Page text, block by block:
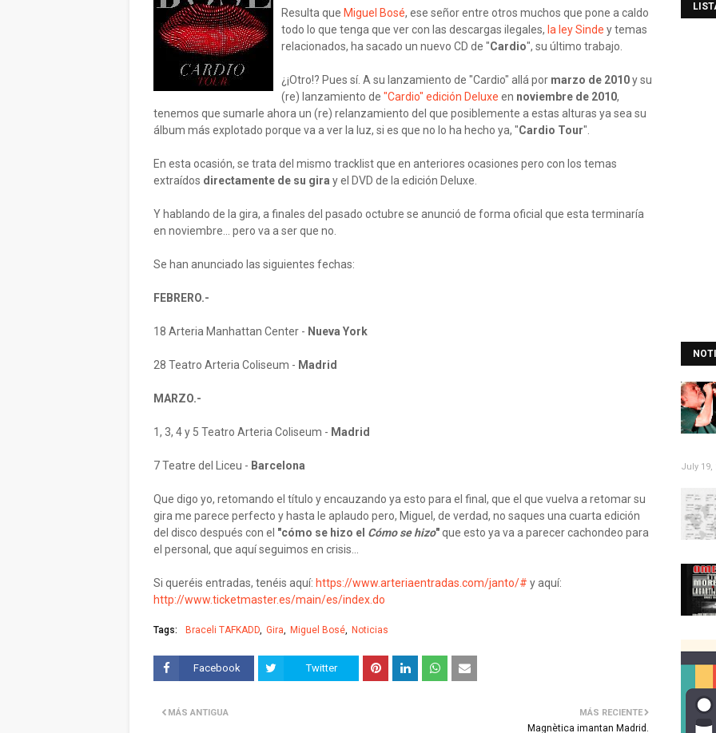
Resulta que Miguel Bosé, ese señor entre otros muchos que pone a caldo
todo lo que tenga que ver con las descargas ilegales, la ley Sinde y temas
relacionados, ha sacado un nuevo CD de "Cardio", su último trabajo.
¿¡Otro!? Pues sí. A su lanzamiento de "Cardio" allá por marzo de 2010y su
(re) lanzamiento de "Cardio" edición Deluxe en noviembre de 2010,
tenemos que sumarle ahora un (re) relanzamiento del que posiblemente a estas alturas ya sea su
álbum más explotado porque va a ver la luz, si es que no lo ha hecho ya, "Cardio Tour".
En esta ocasión, se trata del mismo tracklist que en anteriores ocasiones pero con los temas
extraídos directamente de su gira y el DVD de la edición Deluxe.
Y hablando de la gira, a finales del pasado octubre se anunció de forma oficial que esta terminaría
en noviembre... pero va a ser que no.
Se han anunciado las siguientes fechas:
FEBRERO.-
18 Arteria Manhattan Center - Nueva York
28 Teatro Arteria Coliseum - Madrid
MARZO.-
1, 3, 4 y 5 Teatro Arteria Coliseum - Madrid
7 Teatre del Liceu - Barcelona
Que digo yo, retomando el título y encauzando ya esto para el final, que el que vuelva a retomar su
gira me parece perfecto y hasta le aplaudo pero, Miguel, de verdad, no saques una cuarta edición
del disco después con el "cómo se hizo el Cómo se hizo"que esto ya va a parecer cachondeo para
el personal, que aquí seguimos en crisis...
Si queréis entradas, tenéis aquí: https://www.arteriaentradas.com/janto/# y aquí:
http://www.ticketmaster.es/main/es/index.do
Tags: Braceli TAFKADD Gira Miguel Bosé Noticias
Facebook Twitter
MÁS RECIENTE
Magnètica imantan Madrid.
MÁS ANTIGUA
July 19,